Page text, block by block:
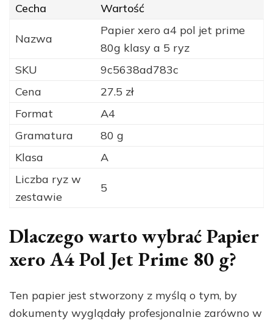
Cecha Wartość
Nazwa
Papier xero a4 pol jet prime
80g klasy a 5 ryz
SKU
9c5638ad783c
Cena
27.5 zł
Format
A4
Gramatura
80 g
Klasa
A
Liczba ryz w
zestawie
5
Dlaczego warto wybrać Papier
xero A4 Pol Jet Prime 80 g?
Ten papier jest stworzony z myślą o tym, by
dokumenty wyglądały profesjonalnie zarówno w